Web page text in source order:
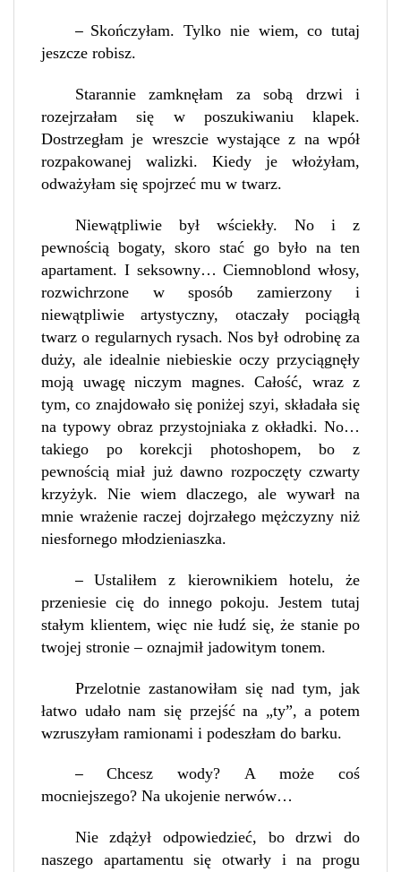
– Skończyłam. Tylko nie wiem, co tutaj
jeszcze robisz.
Starannie zamknęłam za sobą drzwi i
rozejrzałam się w poszukiwaniu klapek.
Dostrzegłam je wreszcie wystające z na wpół
rozpakowanej walizki. Kiedy je włożyłam,
odważyłam się spojrzeć mu w twarz.
Niewątpliwie był wściekły. No i z
pewnością bogaty, skoro stać go było na ten
apartament. I seksowny… Ciemnoblond włosy,
rozwichrzone w sposób zamierzony i
niewątpliwie artystyczny, otaczały pociągłą
twarz o regularnych rysach. Nos był odrobinę za
duży, ale idealnie niebieskie oczy przyciągnęły
moją uwagę niczym magnes. Całość, wraz z
tym, co znajdowało się poniżej szyi, składała się
na typowy obraz przystojniaka z okładki. No…
takiego po korekcji photoshopem, bo z
pewnością miał już dawno rozpoczęty czwarty
krzyżyk. Nie wiem dlaczego, ale wywarł na
mnie wrażenie raczej dojrzałego mężczyzny niż
niesfornego młodzieniaszka.
–Ustaliłem z kierownikiem hotelu, że
przeniesie cię do innego pokoju. Jestem tutaj
stałym klientem, więc nie łudź się, że stanie po
twojej stronie – oznajmił jadowitym tonem.
Przelotnie zastanowiłam się nad tym, jak
łatwo udało nam się przejść na „ty”, a potem
wzruszyłam ramionami i podeszłam do barku.
–Chcesz wody? A może coś
mocniejszego? Na ukojenie nerwów…
Nie zdążył odpowiedzieć, bo drzwi do
naszego apartamentu się otwarły i na progu